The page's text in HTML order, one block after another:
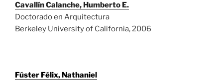
Cavallín Calanche, Humberto E.
Doctorado en Arquitectura
Berkeley University of California, 2006
Fúster Félix, Nathaniel